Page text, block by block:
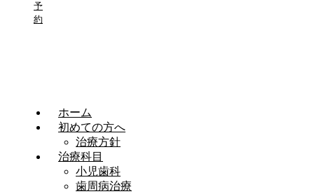
予
約
ホーム
初めての方へ
治療方針
治療科目
小児歯科
歯周病治療